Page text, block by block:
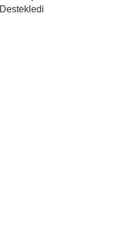
Destekledi